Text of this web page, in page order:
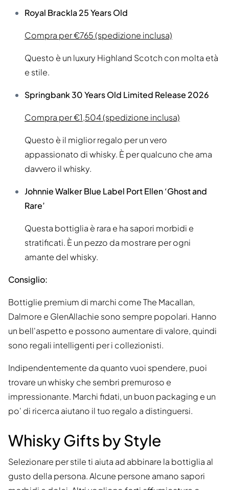
Royal Brackla 25 Years Old
Compra per €765 (spedizione inclusa)
Questo è un luxury Highland Scotch con molta età
e stile.
Springbank 30 Years Old Limited Release 2026
Compra per €1,504 (spedizione inclusa)
Questo è il miglior regalo per un vero
appassionato di whisky. È per qualcuno che ama
davvero il whisky.
Johnnie Walker Blue Label Port Ellen ‘Ghost and
Rare’
Questa bottiglia è rara e ha sapori morbidi e
stratificati. È un pezzo da mostrare per ogni
amante del whisky.
Consiglio:
Bottiglie premium di marchi come The Macallan,
Dalmore e GlenAllachie sono sempre popolari. Hanno
un bell'aspetto e possono aumentare di valore, quindi
sono regali intelligenti per i collezionisti.
Indipendentemente da quanto vuoi spendere, puoi
trovare un whisky che sembri premuroso e
impressionante. Marchi fidati, un buon packaging e un
po' di ricerca aiutano il tuo regalo a distinguersi.
Whisky Gifts by Style
Selezionare per stile ti aiuta ad abbinare la bottiglia al
gusto della persona. Alcune persone amano sapori